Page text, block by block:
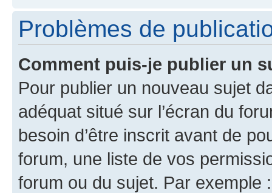
Problèmes de
Comment puis-je publier un
Pour publier un nouveau sujet
adéquat situé sur l’écran du
besoin d’être inscrit avant de
forum, une liste de vos
forum ou du sujet. Par exemple